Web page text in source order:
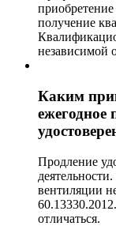
получение
независимой
Каким
ежегодное
Продление
вентиляции
отличаться.